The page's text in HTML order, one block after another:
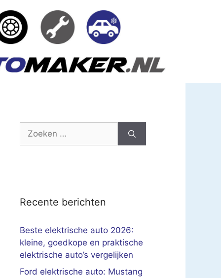
Zoek
Recente berichten
Beste elektrische auto 2026:
kleine, goedkope en praktische
elektrische auto’s vergelijken
Ford elektrische auto: Mustang